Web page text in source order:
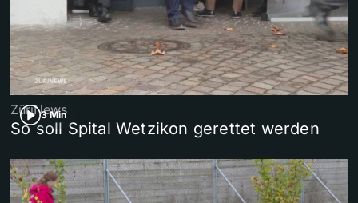
3 Min
ZüriNews
So soll Spital Wetzikon gerettet werden